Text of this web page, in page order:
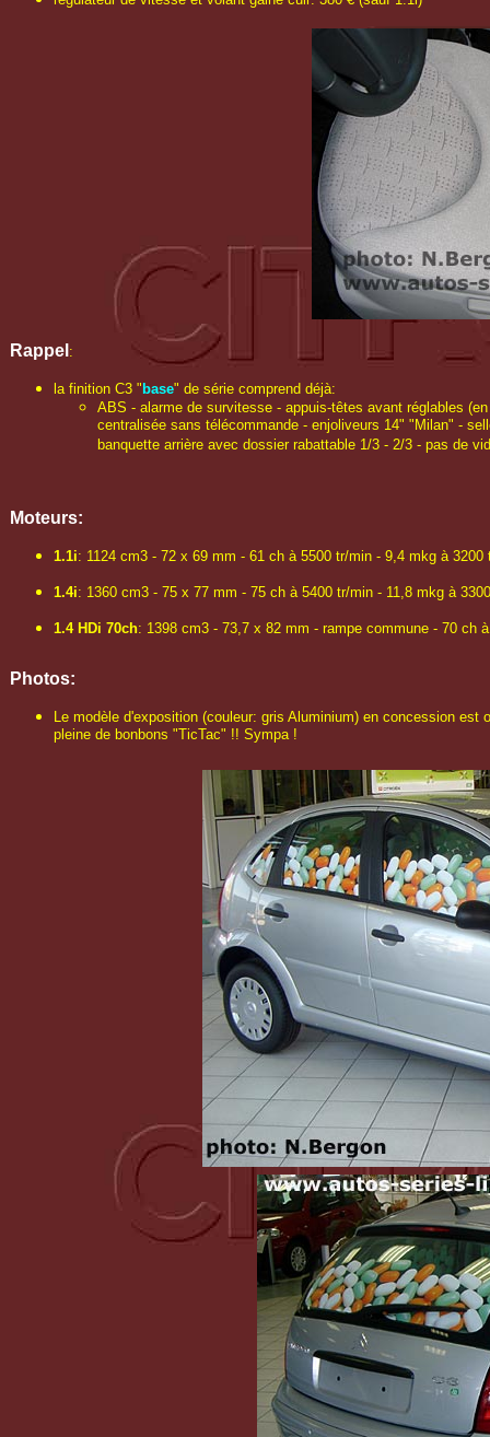
Rappel :
la finition C3 " base" de série comprend déjà:
ABS - alarme de survitesse - appuis-têtes avant réglables
centralisée sans télécommande - enjoliveurs 14" "Milan" -
banquette arrière avec dossier rabattable 1/3 - 2/3 - pas de
Moteurs:
1.1i: 1124 cm3 - 72 x 69 mm - 61 ch à 5500 tr/min - 9,4 mkg à
1.4i: 1360 cm3 - 75 x 77 mm - 75 ch à 5400 tr/min - 11,8 mkg à
1.4 HDi 70ch: 1398 cm3 - 73,7 x 82 mm - rampe commune - 70 ch
Photos:
Le modèle d'exposition (couleur: gris Aluminium) en concession
pleine de bonbons "TicTac" !! Sympa !